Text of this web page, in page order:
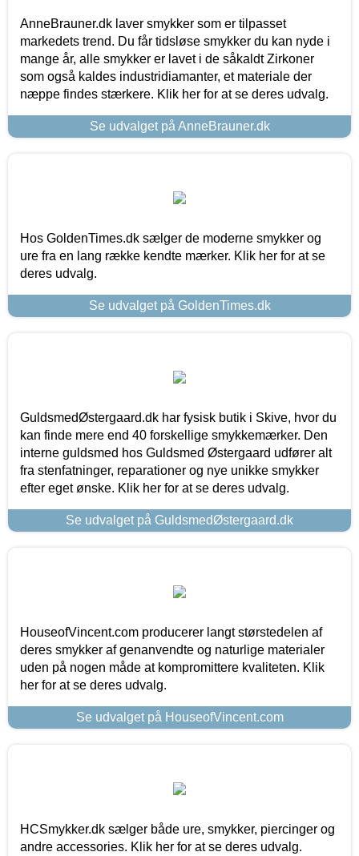
AnneBrauner.dk laver smykker som er tilpasset
markedets trend. Du får tidsløse smykker du kan nyde i
mange år, alle smykker er lavet i de såkaldt Zirkoner
som også kaldes industridiamanter, et materiale der
næppe findes stærkere. Klik her for at se deres udvalg.
Se udvalget på AnneBrauner.dk
Hos GoldenTimes.dk sælger de moderne smykker og
ure fra en lang række kendte mærker. Klik her for at se
deres udvalg.
Se udvalget på GoldenTimes.dk
GuldsmedØstergaard.dk har fysisk butik i Skive, hvor du
kan finde mere end 40 forskellige smykkemærker. Den
interne guldsmed hos Guldsmed Østergaard udfører alt
fra stenfatninger, reparationer og nye unikke smykker
efter eget ønske. Klik her for at se deres udvalg.
Se udvalget på GuldsmedØstergaard.dk
HouseofVincent.com producerer langt størstedelen af
deres smykker af genanvendte og naturlige materialer
uden på nogen måde at kompromittere kvaliteten. Klik
her for at se deres udvalg.
Se udvalget på HouseofVincent.com
HCSmykker.dk sælger både ure, smykker, piercinger og
andre accessories. Klik her for at se deres udvalg.